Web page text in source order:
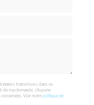
transmises dans ce
de ma demande.(Aucune
conservées. Voir notrepolitique de